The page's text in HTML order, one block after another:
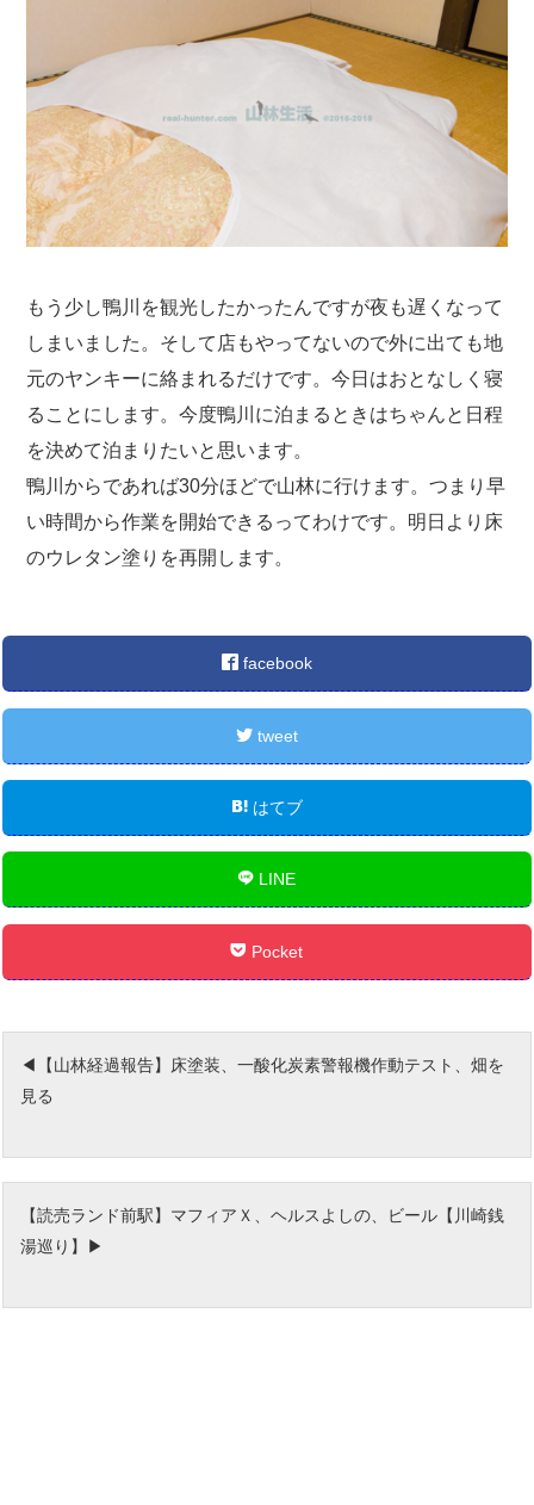
もう少し鴨川を観光したかったんですが夜も遅くなって
しまいました。そして店もやってないので外に出ても地
元のヤンキーに絡まれるだけです。今日はおとなしく寝
ることにします。今度鴨川に泊まるときはちゃんと日程
を決めて泊まりたいと思います。
鴨川からであれば30分ほどで山林に行けます。つまり早
い時間から作業を開始できるってわけです。明日より床
のウレタン塗りを再開します。
facebook
tweet
はてブ
LINE
Pocket
【山林経過報告】床塗装、一酸化炭素警報機作動テスト、畑を
見る
【読売ランド前駅】マフィアＸ、ヘルスよしの、ビール【川崎銭
湯巡り】